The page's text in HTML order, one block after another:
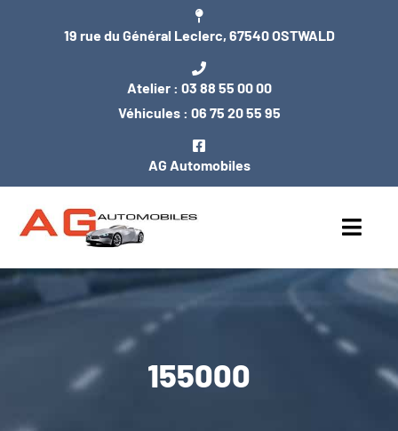
19 rue du Général Leclerc, 67540 OSTWALD
Atelier : 03 88 55 00 00
Véhicules : 06 75 20 55 95
AG Automobiles
ACCUEIL
ENTRETIEN / MÉCANIQUE155000